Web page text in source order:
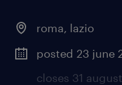
roma, lazio
posted 23 june
closes 31